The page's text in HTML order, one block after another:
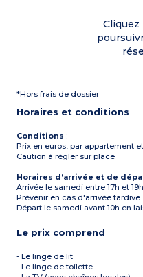
2 chambres avec 2 lits
1 salle de bain avec douche
Climatisation dans le salon
et 2 enfants (-16 ans)
Cliquez
*Hors frais de dossier
Horaires et conditions
Conditions :
Prix en euros, par appartement
Caution à régler sur place
Horaires d’arrivée et de
Arrivée le samedi entre 17h et
Prévenir en cas d'arrivée tardive
Départ le samedi avant 10h en
Le prix comprend
- Le linge de lit
- Le linge de toilette